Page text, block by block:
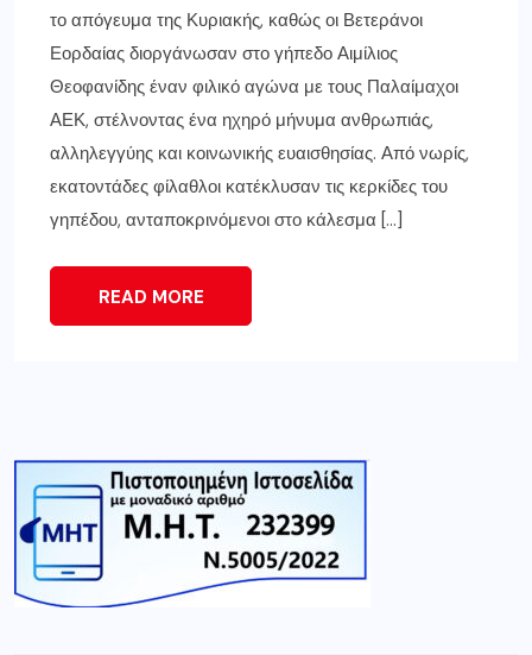
το απόγευμα της Κυριακής, καθώς οι Βετεράνοι
Εορδαίας διοργάνωσαν στο γήπεδο Αιμίλιος
Θεοφανίδης έναν φιλικό αγώνα με τους Παλαίμαχοι
ΑΕΚ, στέλνοντας ένα ηχηρό μήνυμα ανθρωπιάς,
αλληλεγγύης και κοινωνικής ευαισθησίας. Από νωρίς,
εκατοντάδες φίλαθλοι κατέκλυσαν τις κερκίδες του
γηπέδου, ανταποκρινόμενοι στο κάλεσμα […]
READ MORE